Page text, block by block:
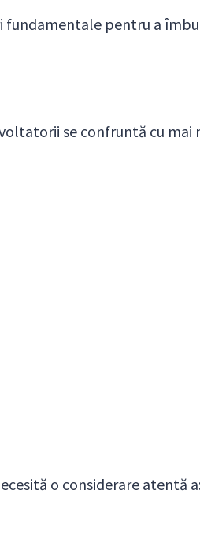
fundamentale pentru a
se confruntă cu
o considerare atentă